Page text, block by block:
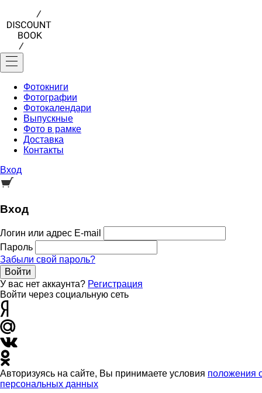
Фотокниги
Фотографии
Фотокалендари
Выпускные
Фото в рамке
Доставка
Контакты
Вход
Вход
Логин или адрес E-mail
Пароль
Забыли свой пароль?
Войти
У вас нет аккаунта? Регистрация
Войти через социальную сеть
Авторизуясь на сайте, Вы принимаете условия положения
персональных данных